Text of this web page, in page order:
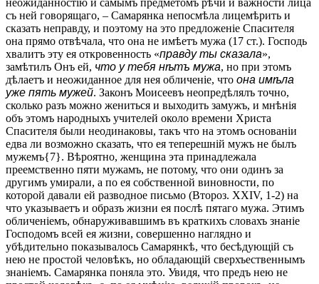
съ ней говорящаго, – Самарянка непосмѣла лицемѣрить и
сказать неправду, и поэтому на это предложеніе Спасителя
она прямо отвѣчала, что она не имѣетъ мужа (17 ст.). Господь
хвалитъ эту ея откровенность «правду ты сказала»,
замѣтилъ Онъ ей, что у тебя нѣтъ мужа, но при этомъ
дѣлаетъ и неожиданное для нея обличеніе, что она имѣла
уже пять мужей. Законъ Моисеевъ неопредѣлялъ точно,
сколько разъ можно жениться и выходить замужъ, и мнѣнія
объ этомъ народныхъ учителей около времени Христа
Спасителя были неодинаковы, такъ что на этомъ основаніи
едва ли возможно сказать, что ея теперешній мужъ не былъ
мужемъ{7}. Вѣроятно, женщина эта принадлежала
преемственно пяти мужамъ, не потому, что они одинъ за
другимъ умирали, а по ея собственной виновности, по
которой давали ей разводное письмо (Второз. XXIV, 1-2) на
что указываетъ и образъ жизни ея послѣ пятаго мужа. Этимъ
обличеніемъ, обнаруживавшимъ въ краткихъ словахъ знаніе
Господомъ всей ея жизни, совершенно наглядно и
убѣдительно показывалось Самарянкѣ, что бесѣдующій съ
нею не простой человѣкъ, но обладающій сверхъественнымъ
знаніемъ. Самарянка поняла это. Увидя, что предъ нею не